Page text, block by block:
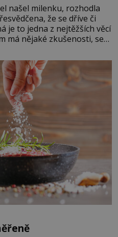
našel milenku, rozhodla
že se dříve či
je to jedna z nejtěžších věcí
má nějaké zkušenosti, se
manžel pořídil milenku,